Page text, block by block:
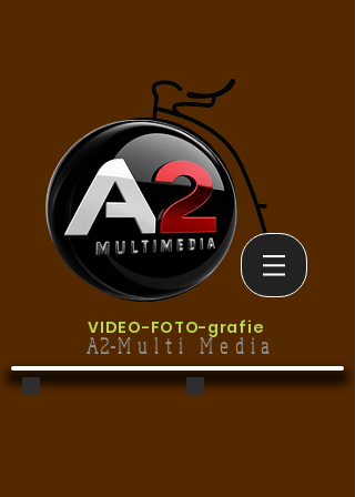
VIDEO-FOTO-grafie
A2-M u l t i M e d i a